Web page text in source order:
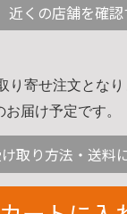
近くの店舗を確認
り寄せ注文となり
届け予定です。
取り方法・送料